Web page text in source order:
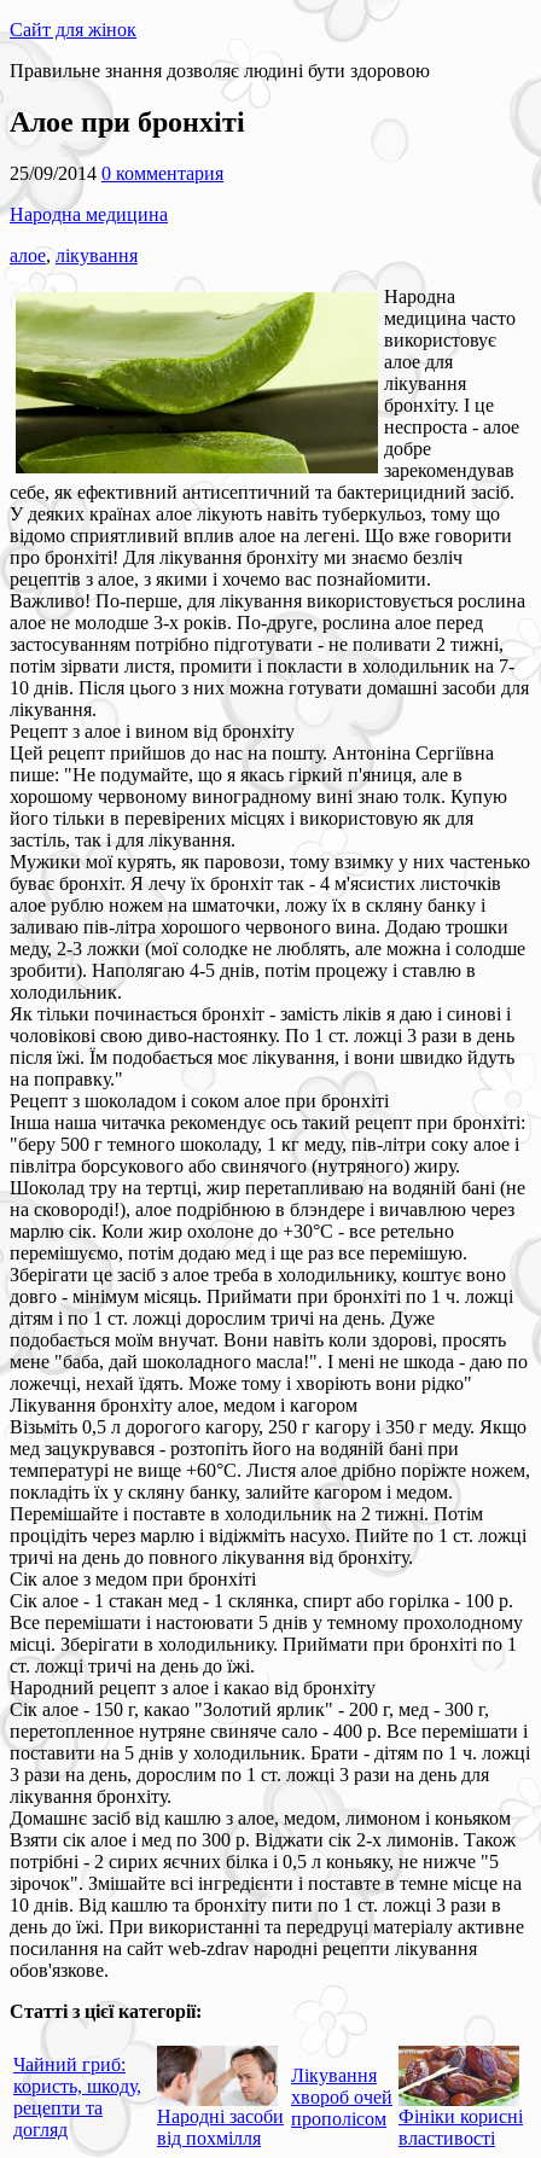
Сайт для жінок
Правильне знання дозволяє людині бути здоровою
Алое при бронхіті
25/09/2014 0 комментария
Народна медицина
алое,лікування
Народна
медицина часто
використовує
алое для
лікування
бронхіту. І це
неспроста - алое
добре
зарекомендував
себе, як ефективний антисептичний та бактерицидний засіб.
У деяких країнах алое лікують навіть туберкульоз, тому що
відомо сприятливий вплив алое на легені. Що вже говорити
про бронхіті! Для лікування бронхіту ми знаємо безліч
рецептів з алое, з якими і хочемо вас познайомити.
Важливо! По-перше, для лікування використовується рослина
алое не молодше 3-х років. По-друге, рослина алое перед
застосуванням потрібно підготувати - не поливати 2 тижні,
потім зірвати листя, промити і покласти в холодильник на 7-
10 днів. Після цього з них можна готувати домашні засоби для
лікування.
Рецепт з алое і вином від бронхіту
Цей рецепт прийшов до нас на пошту. Антоніна Сергіївна
пише: "Не подумайте, що я якась гіркий п'яниця, але в
хорошому червоному виноградному вині знаю толк. Купую
його тільки в перевірених місцях і використовую як для
застіль, так і для лікування.
Мужики мої курять, як паровози, тому взимку у них частенько
буває бронхіт. Я лечу їх бронхіт так - 4 м'ясистих листочків
алое рублю ножем на шматочки, ложу їх в скляну банку і
заливаю пів-літра хорошого червоного вина. Додаю трошки
меду, 2-3 ложки (мої солодке не люблять, але можна і солодше
зробити). Наполягаю 4-5 днів, потім процежу і ставлю в
холодильник.
Як тільки починається бронхіт - замість ліків я даю і синові і
чоловікові свою диво-настоянку. По 1 ст. ложці 3 рази в день
після їжі. Їм подобається моє лікування, і вони швидко йдуть
на поправку."
Рецепт з шоколадом і соком алое при бронхіті
Інша наша читачка рекомендує ось такий рецепт при бронхіті:
"беру 500 г темного шоколаду, 1 кг меду, пів-літри соку алое і
півлітра борсукового або свинячого (нутряного) жиру.
Шоколад тру на тертці, жир перетапливаю на водяній бані (не
на сковороді!), алое подрібнюю в блэндере і вичавлюю через
марлю сік. Коли жир охолоне до +30°С - все ретельно
перемішуємо, потім додаю мед і ще раз все перемішую.
Зберігати це засіб з алое треба в холодильнику, коштує воно
довго - мінімум місяць. Приймати при бронхіті по 1 ч. ложці
дітям і по 1 ст. ложці дорослим тричі на день. Дуже
подобається моїм внучат. Вони навіть коли здорові, просять
мене "баба, дай шоколадного масла!". І мені не шкода - даю по
ложечці, нехай їдять. Може тому і хворіють вони рідко"
Лікування бронхіту алое, медом і кагором
Візьміть 0,5 л дорогого кагору, 250 г кагору і 350 г меду. Якщо
мед зацукрувався - розтопіть його на водяній бані при
температурі не вище +60°С. Листя алое дрібно поріжте ножем,
покладіть їх у скляну банку, залийте кагором і медом.
Перемішайте і поставте в холодильник на 2 тижні. Потім
процідіть через марлю і відіжміть насухо. Пийте по 1 ст. ложці
тричі на день до повного лікування від бронхіту.
Сік алое з медом при бронхіті
Сік алое - 1 стакан мед - 1 склянка, спирт або горілка - 100 р.
Все перемішати і настоювати 5 днів у темному прохолодному
місці. Зберігати в холодильнику. Приймати при бронхіті по 1
ст. ложці тричі на день до їжі.
Народний рецепт з алое і какао від бронхіту
Сік алое - 150 г, какао "Золотий ярлик" - 200 г, мед - 300 г,
перетопленное нутряне свиняче сало - 400 р. Все перемішати і
поставити на 5 днів у холодильник. Брати - дітям по 1 ч. ложці
3 рази на день, дорослим по 1 ст. ложці 3 рази на день для
лікування бронхіту.
Домашнє засіб від кашлю з алое, медом, лимоном і коньяком
Взяти сік алое і мед по 300 р. Віджати сік 2-х лимонів. Також
потрібні - 2 сирих яєчних білка і 0,5 л коньяку, не нижче "5
зірочок". Змішайте всі інгредієнти і поставте в темне місце на
10 днів. Від кашлю та бронхіту пити по 1 ст. ложці 3 рази в
день до їжі. При використанні та передруці матеріалу активне
посилання на сайт web-zdrav народні рецепти лікування
обов'язкове.
Статті з цієї категорії:
Чайний гриб:
користь, шкоду,
рецепти та
догляд
Народні засоби
від похмілля
Лікування
хвороб очей
прополісом Фініки корисні
властивості